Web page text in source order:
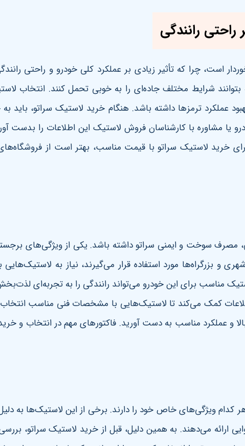
راحتی رانندگی
است، چرا که تأثیر زیادی بر عملکرد کلی خودرو و راحتی
شرایط مختلف جاده‌ای را به خوبی تحمل کنند. انتخاب
ترمزها داشته باشد. هنگام خرید لاستیک سراتو، باید به
یا مشاوره با کارشناسان فروش لاستیک این اطلاعات را بدست
خرید لاستیک سراتو با قیمت مناسب، بهتر است از
مصرف سوخت و ایمنی سراتو داشته باشد. یکی از ویژگی‌های
و بزرگراه‌ها مورد استفاده قرار می‌گیرند، نیاز به لاستیک‌هایی
مناسب برای این خودرو می‌تواند رانندگی را به تجربه‌ای
کمک می‌کند تا لاستیک‌هایی با مشخصات فنی مناسب انتخاب
و عملکرد مناسب به دست آورید. فاکتورهای مهم در انتخاب و
کدام ویژگی‌های خاص خود را دارند. برخی از این لاستیک‌ها به
ارائه می‌دهند. به همین دلیل، قبل از خرید لاستیک سراتو،